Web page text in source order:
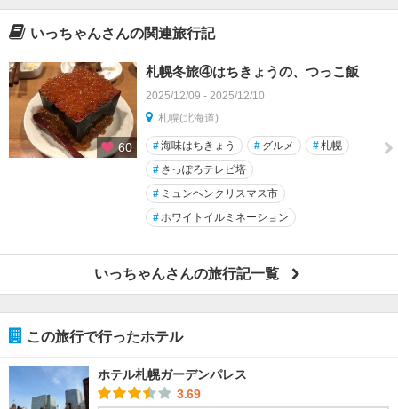
いっちゃんさんの関連旅行記
60
札幌冬旅④はちきょうの、つっこ飯
2025/12/09 - 2025/12/10
札幌(北海道)
#海味はちきょう # グルメ #札幌
# さっぽろテレビ塔
# ミュンヘンクリスマス市
# ホワイトイルミネーション
いっちゃんさんの旅行記一覧
この旅行で行ったホテル
ホテル札幌ガーデンパレス
3.69